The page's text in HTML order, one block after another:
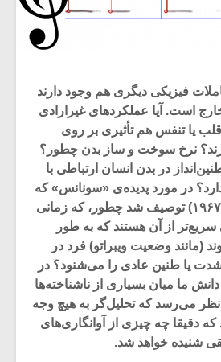
فیزیکی دیگری هم وجود دارند
است. آیا عملکردهای غیرارادی
یا تنفس هم تأثیری بر روی
نرخ سوخت و ساز بدن چطور؟
در بدن انسان ارتباطی با
در مورد پدیده‌ی «سونانس» که
توسط سیشور (۱۹۶۷:۱۰۳) توصیف شد چطور، که زمانی
از آن هستند که به طور
(مانند وضعیت ویبراتو) فرد در
یا طنین عادی را می‌شنود؟ در
ما میان بسیاری از ناشناخته‌ها
می‌رسد که تحلیل‌گر به هیچ وجه
که دقیقا چه چیزی از آوانگاری‌های
شنیده خواهد شد.